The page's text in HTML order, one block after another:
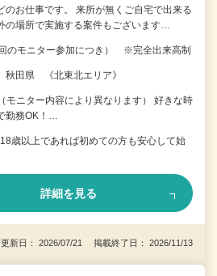
のお仕事です。 来所が無くご自宅で出来る
の場所で実施する案件もございます…
のモニター参加につき） ※完全出来高制
秋田県 《北東北エリア》
モニター内容により異なります） 好きな時
勤務OK！…
歳以上であれば初めての方も安心して始
詳細を見る
更新日： 2026/07/21 掲載終了日： 2026/11/13